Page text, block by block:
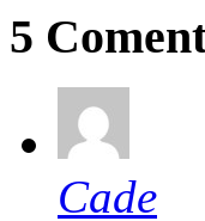
5
Cade